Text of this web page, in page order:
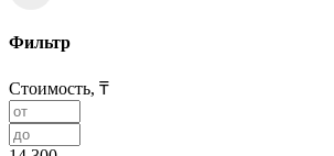
Фильтр
Стоимость, ₸